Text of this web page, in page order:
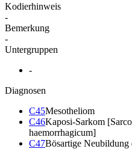
Kodierhinweis
-
Bemerkung
-
Untergruppen
-
Diagnosen
C45Mesotheliom
C46Kaposi-Sarkom
haemorrhagicum]
C47Bösartige Neubildung